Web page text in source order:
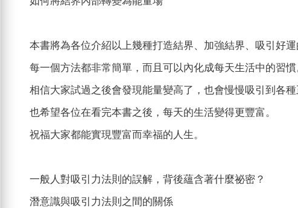
本書將為各位介紹以上幾種打造結界、加強結界、吸引好運
每一個方法都非常簡單，而且可以內化成每天生活中的習慣
相信大家試過之後會發現能量變高了，也會慢慢吸引到各種
也希望各位在看完本書之後，每天的生活變得更豐富。
祝福大家都能實現豐富而幸福的人生。
一般人對吸引力法則的誤解，背後蘊含著什麼祕密？
潛意識與吸引力法則之間的關係